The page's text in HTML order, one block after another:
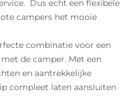
Dus echt een flexibele
campers het mooie
combinatie voor een
de camper. Met een
en aantrekkelijke
compleet laten aansluiten